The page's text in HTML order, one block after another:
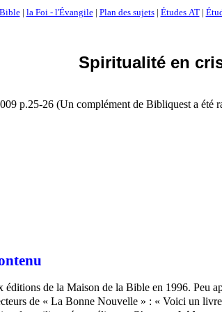
| la Foi - l'Évangile| Plan des sujets| Études AT|
Spiritualité en
p.25-26 (Un complément de Bibliquest a été
de la Maison de la Bible en 1996. Peu
de « La Bonne Nouvelle » : « Voici un